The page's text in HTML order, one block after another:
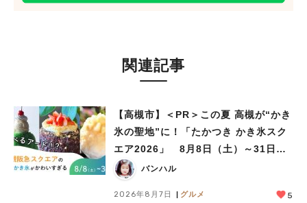
関連記事
【高槻市】＜PR＞この夏 高槻が“かき
氷の聖地”に！「たかつき かき氷スク
エア2026」 8月8日（土）～31日
（月）バンハル
2026年8月7日 グルメ 5